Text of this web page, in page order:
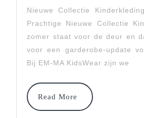
Nieuwe Collectie
Prachtige Nieuwe Collectie
zomer staat voor de deur en
voor een garderobe-update
Bij EM-MA KidsWear zijn we
Read More
Read
More